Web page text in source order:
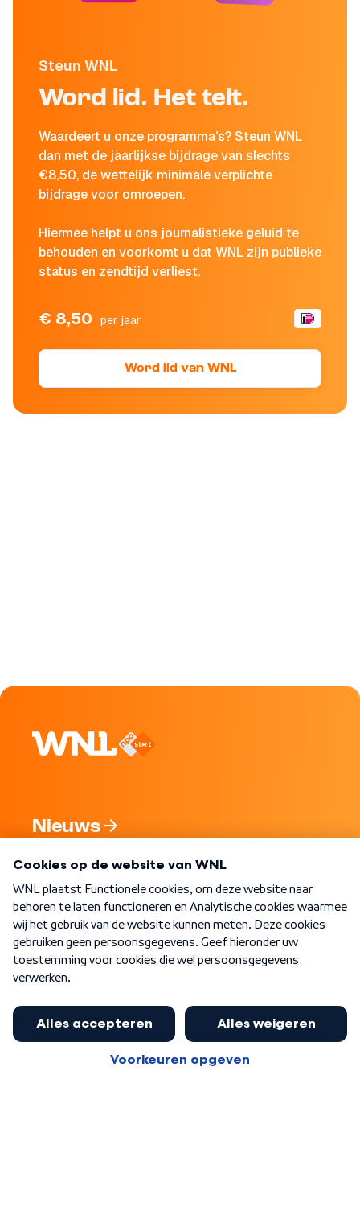
Steun WNL
Word lid. Het telt.
Waardeert u onze programma's? Steun WNL
dan met de jaarlijkse bijdrage van slechts
€8,50, de wettelijk minimale verplichte
bijdrage voor omroepen.
Hiermee helpt u ons journalistieke geluid te
behouden en voorkomt u dat WNL zijn publieke
status en zendtijd verliest.
€ 8,50 per jaar
Word lid van WNL
Nieuws
Nieuwsbrief
Word Lid